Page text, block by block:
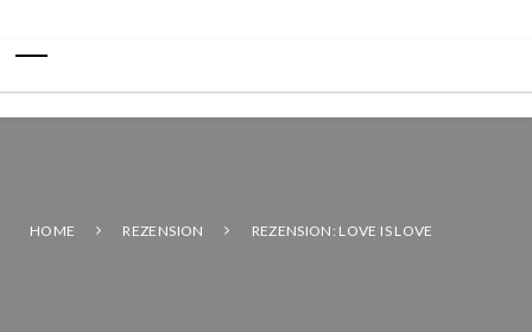
HOME REZENSION REZENSION: LOVE IS LOVE